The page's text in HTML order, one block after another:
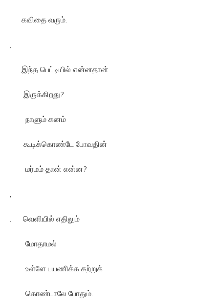
கவிதை வரும்.
,
இந்த பெட்டியில் என்னதான்
இருக்கிறது?
நாளும் கனம்
கூடிக்கொண்டே போவதின்
மர்மம் தான் என்ன?
,
. வெளியில் எதிலும்
மோதாமல்
உள்ளே பயணிக்க கற்றுக்
கொண்டாலே போதும்.